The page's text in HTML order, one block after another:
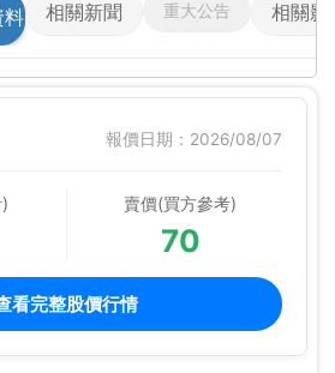
料 相關新聞 重大公告 相關影
報價日期：2026/08/07
賣價(買方參考)
70
看完整股價行情